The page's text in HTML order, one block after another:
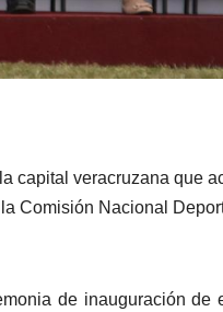
capital veracruzana que
Comisión Nacional
de inauguración de